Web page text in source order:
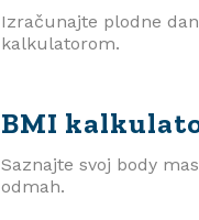
Izračunajte plodne
kalkulatorom.
BMI
Saznajte svoj body
odmah.